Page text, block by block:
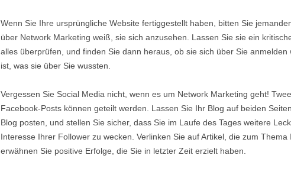
Wenn Sie Ihre ursprüngliche Website fertiggestellt haben, bitten Sie
über Network Marketing weiß, sie sich anzusehen. Lassen Sie sie ein
alles überprüfen, und finden Sie dann heraus, ob sie sich über Sie
ist, was sie über Sie wussten.
Vergessen Sie Social Media nicht, wenn es um Network Marketing geht!
Facebook-Posts können geteilt werden. Lassen Sie Ihr Blog auf beiden
Blog posten, und stellen Sie sicher, dass Sie im Laufe des Tages weitere
Interesse Ihrer Follower zu wecken. Verlinken Sie auf Artikel, die zum
erwähnen Sie positive Erfolge, die Sie in letzter Zeit erzielt haben.